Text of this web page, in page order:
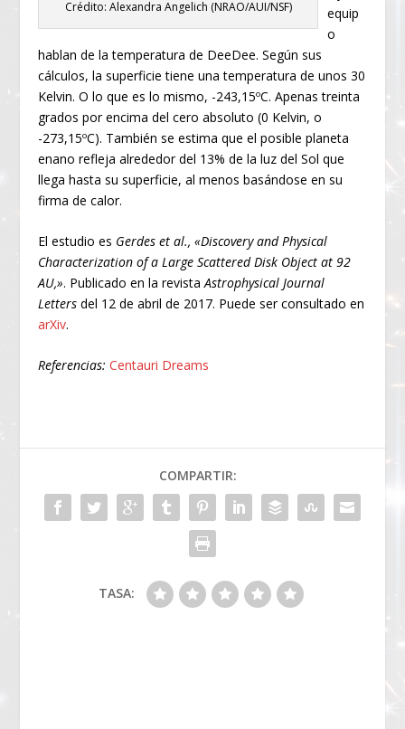
Crédito: Alexandra Angelich (NRAO/AUI/NSF)
equip
o
hablan de la temperatura de DeeDee. Según sus
cálculos, la superficie tiene una temperatura de unos 30
Kelvin. O lo que es lo mismo, -243,15ºC. Apenas treinta
grados por encima del cero absoluto (0 Kelvin, o
-273,15ºC). También se estima que el posible planeta
enano refleja alrededor del 13% de la luz del Sol que
llega hasta su superficie, al menos basándose en su
firma de calor.
El estudio es Gerdes et al., «Discovery and Physical
Characterization of a Large Scattered Disk Object at 92
AU,». Publicado en la revistaAstrophysical Journal
Letters del 12 de abril de 2017. Puede ser consultado en
arXiv.
Referencias: Centauri Dreams
COMPARTIR:
TASA: